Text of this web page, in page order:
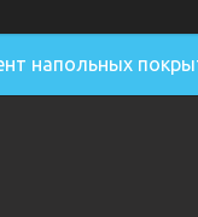
напольных